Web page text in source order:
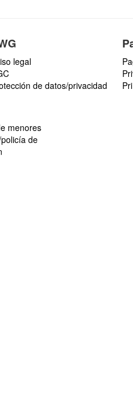
legal
de datos/privacidad
menores
de